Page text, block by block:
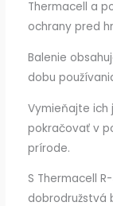
Thermacell a
ochrany pred
Balenie
dobu
Vymieňajte ich
pokračovať v
prírode.
S Thermacell
dobrodružstvá